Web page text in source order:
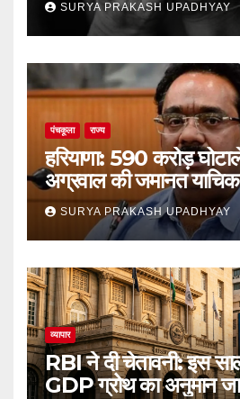
SURYA PRAKASH UPADHYAY
पंचकूला राज्य
हरियाणा: 590 करोड़
अग्रवाल की जमानत
SURYA PRAKASH UPADHYAY
व्यापार
RBI ने दी चेतावनी: इस
GDP ग्रोथ का अनुमान